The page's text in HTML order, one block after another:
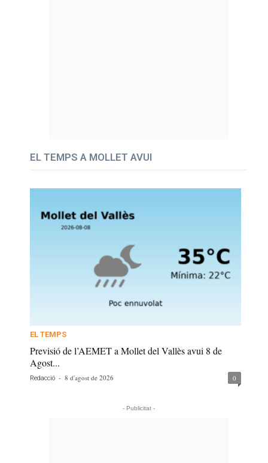
EL TEMPS A MOLLET AVUI
EL TEMPS
Previsió de l’AEMET a Mollet del Vallès avui 8 de
Agost...
Redacció - 8 d'agost de 2026 0
- Publicitat -